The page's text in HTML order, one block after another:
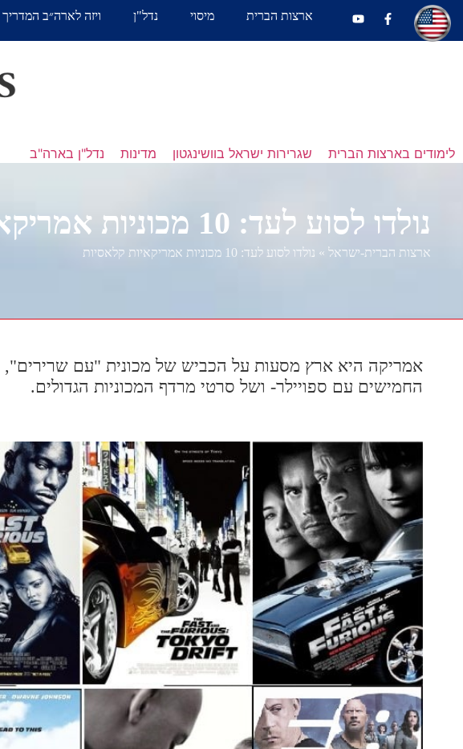
ארצות הברית מיסוי נדל"ן ויזה לארה״ב המדריך
לימודים בארצות הברית שגרירות ישראל בוושינגטון מדינות נדל"ן בארה"ב
נולדו לסוע לעד: 10 מכוניות אמריקאיות קלאסיות
ארצות הברית-ישראל » נולדו לסוע לעד: 10 מכוניות אמריקאיות קלאסיות
אמריקה היא ארץ מסעות על הכביש של מכונית "עם שרירים",
החמישים עם ספויילר- ושל סרטי מרדף המכוניות הגדולים.